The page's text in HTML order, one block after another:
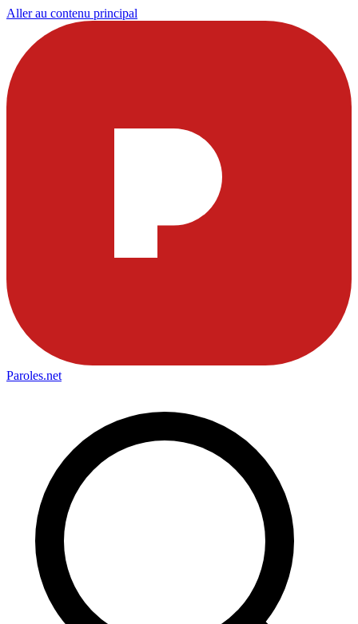
Aller au contenu principal
Paroles.net